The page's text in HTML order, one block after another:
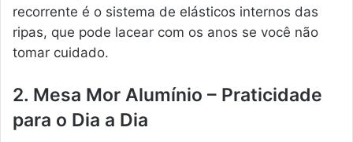
recorrente é o sistema de elásticos internos das
ripas, que pode lacear com os anos se você não
tomar cuidado.
2. Mesa Mor Alumínio – Praticidade
para o Dia a Dia